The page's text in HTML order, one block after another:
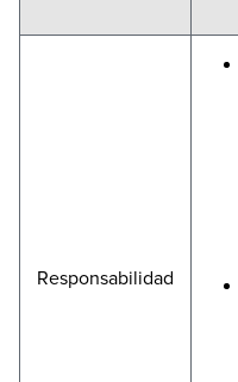
Responsabilidad